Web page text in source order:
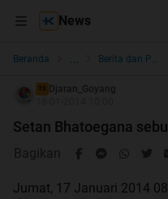
News
Beranda ... Berita dan Politik
TS
Djaran_Goyang
Setan Bhatoegana
Bagikan
Jumat, 17 Januari 2014